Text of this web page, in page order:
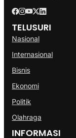
TELUSURI
Nasional
Internasional
Bisnis
Ekonomi
Politik
Olahraga
INFORMASI